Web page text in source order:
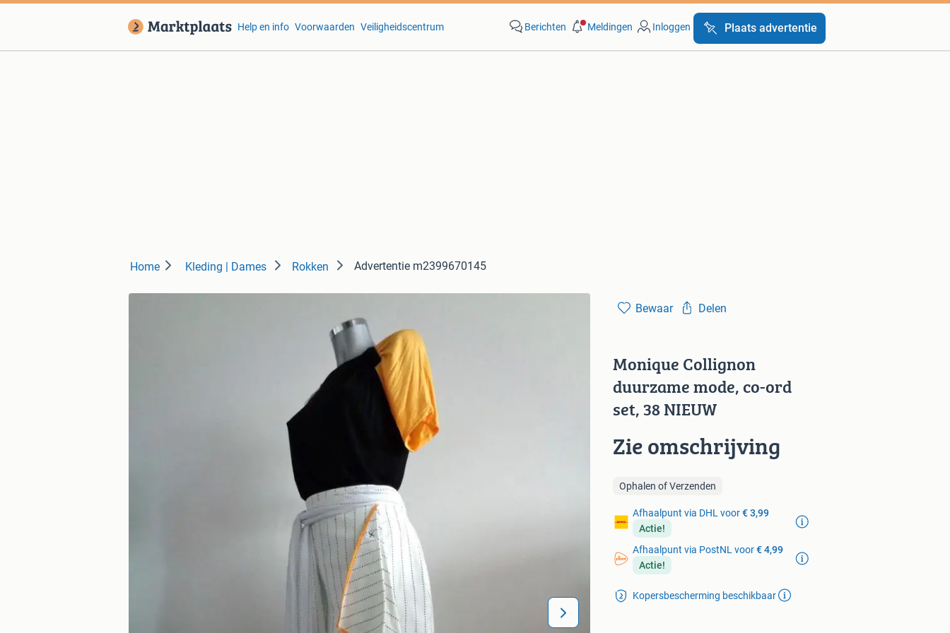
Help en info Voorwaarden Veiligheidscentrum Berichten Meldingen Inloggen Plaats advertentie
Home Kleding | Dames Rokken Advertentie m2399670145
Bewaar Delen
Monique Collignon
duurzame mode, co-ord
set, 38 NIEUW
Zie omschrijving
Ophalen of Verzenden
Afhaalpunt via DHL voor€ 3,99
Actie!
Afhaalpunt via PostNL voor€ 4,99
Actie!
Kopersbescherming beschikbaar